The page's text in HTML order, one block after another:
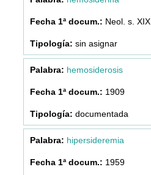
Neol. s. XIX
sin asignar
hemosiderosis
1909
documentada
hipersideremia
1959